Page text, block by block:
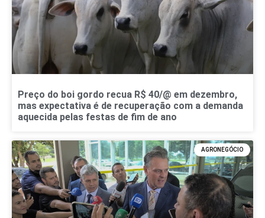
Preço do boi gordo recua R$ 40/@ em dezembro,
mas expectativa é de recuperação com a demanda
aquecida pelas festas de fim de ano
AGRONEGÓCIO